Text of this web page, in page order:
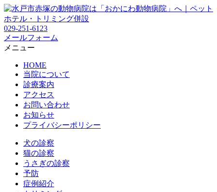
029-251-6123
メールフォーム
メニュー
HOME
当院について
診療案内
アクセス
お問い合わせ
お知らせ
プライバシーポリシー
犬の診察
猫の診察
うさぎの診察
予防
症例紹介